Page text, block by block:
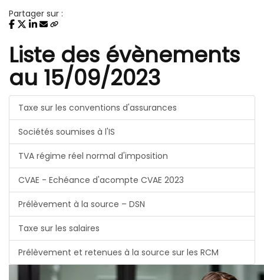
Partager sur :
Liste des évènements
au 15/09/2023
Taxe sur les conventions d'assurances
Sociétés soumises à l'IS
TVA régime réel normal d'imposition
CVAE - Echéance d'acompte CVAE 2023
Prélèvement à la source – DSN
Taxe sur les salaires
Prélèvement et retenues à la source sur les RCM